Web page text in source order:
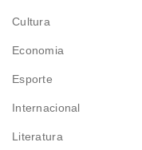
Cultura
Economia
Esporte
Internacional
Literatura